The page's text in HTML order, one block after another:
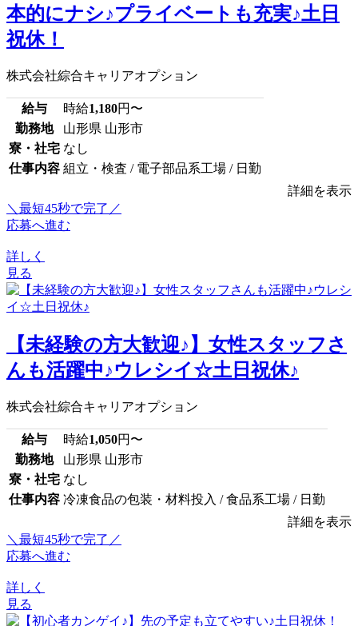
本的にナシ♪プライベートも充実♪土日
祝休！
株式会社綜合キャリアオプション
給与 時給1,180円〜
勤務地
山形県 山形市
寮・社宅 なし
仕事内容 組立・検査 / 電子部品系工場 / 日勤
詳細を表示
＼最短45秒で完了／
応募へ進む
詳しく
見る
【未経験の方大歓迎♪】女性スタッフさ
んも活躍中♪ウレシイ☆土日祝休♪
株式会社綜合キャリアオプション
給与 時給1,050円〜
勤務地
山形県 山形市
寮・社宅 なし
仕事内容 冷凍食品の包装・材料投入 / 食品系工場 / 日勤
詳細を表示
＼最短45秒で完了／
応募へ進む
詳しく
見る